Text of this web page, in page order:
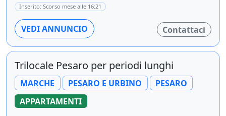
Inserito: Scorso mese alle 16:21
VEDI ANNUNCIO Contattaci
Trilocale Pesaro per periodi lunghi
MARCHE PESARO E URBINO
PESARO
APPARTAMENTI